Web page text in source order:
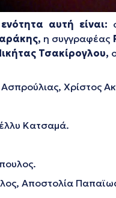
αυτή είναι:
η συγγραφέας
Τσακίρογλου,
Χρίστος
Κατσαμά.
Αποστολία